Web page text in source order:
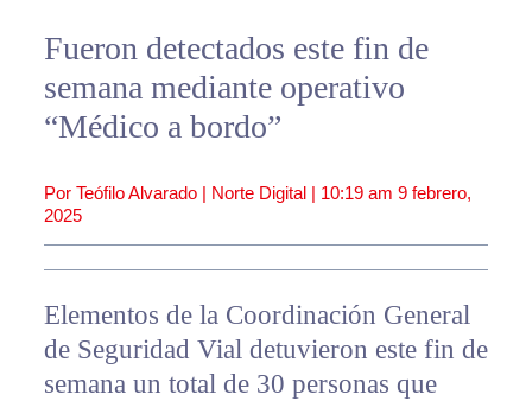
Fueron detectados este fin de
semana mediante operativo
“Médico a bordo”
Por Teófilo Alvarado | Norte Digital | 10:19 am 9 febrero,
2025
Elementos de la Coordinación General
de Seguridad Vial detuvieron este fin de
semana un total de 30 personas que